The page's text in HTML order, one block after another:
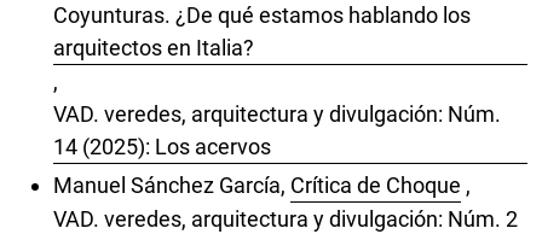
Coyunturas. ¿De qué estamos hablando los
arquitectos en Italia?
,
VAD. veredes, arquitectura y divulgación: Núm.
14 (2025): Los acervos
Manuel Sánchez García, Crítica de Choque ,
VAD. veredes, arquitectura y divulgación: Núm. 2